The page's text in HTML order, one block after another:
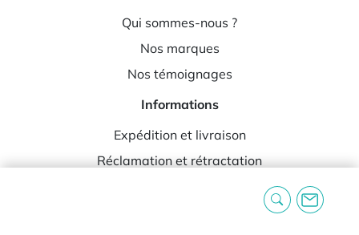
Qui sommes-nous ?
Nos marques
Nos témoignages
Informations
Expédition et livraison
Réclamation et rétractation